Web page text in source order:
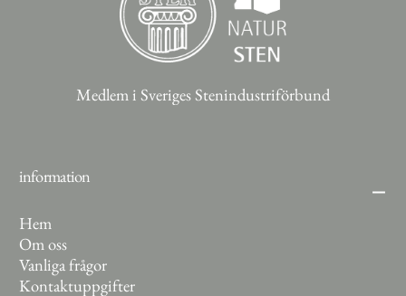
Medlem i Sveriges Stenindustriförbund
information
Hem
Om oss
Vanliga frågor
Kontaktuppgifter